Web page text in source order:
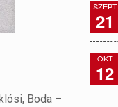
Boda –
SZEPT
21
OKT
12